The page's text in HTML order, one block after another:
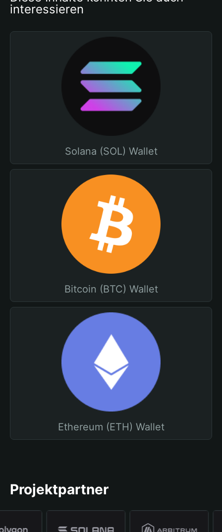
interessieren
Solana (SOL) Wallet
Bitcoin (BTC) Wallet
Ethereum (ETH) Wallet
Projektpartner